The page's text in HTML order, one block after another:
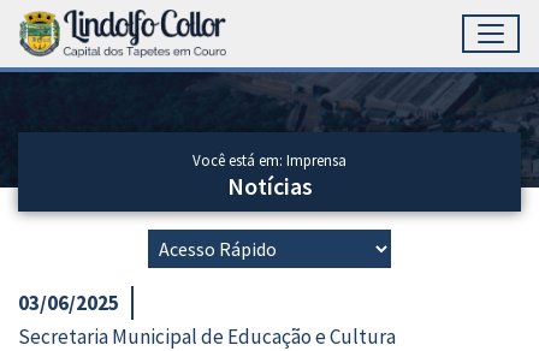
Ir para conteúdo principal
Conteúdo Principal
Você está em: Imprensa
Notícias
03/06/2025
Secretaria Municipal de Educação e Cultura